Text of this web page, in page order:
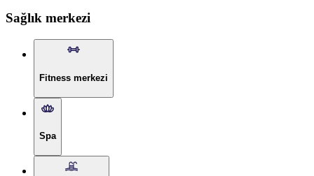
Sağlık merkezi
Fitness merkezi
Spa